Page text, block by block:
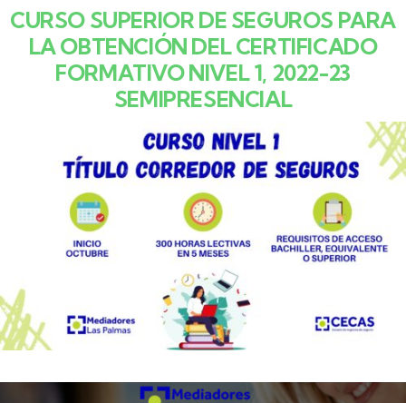
CURSO SUPERIOR DE SEGUROS PARA
LA OBTENCIÓN DEL CERTIFICADO
FORMATIVO NIVEL 1, 2022-23
SEMIPRESENCIAL